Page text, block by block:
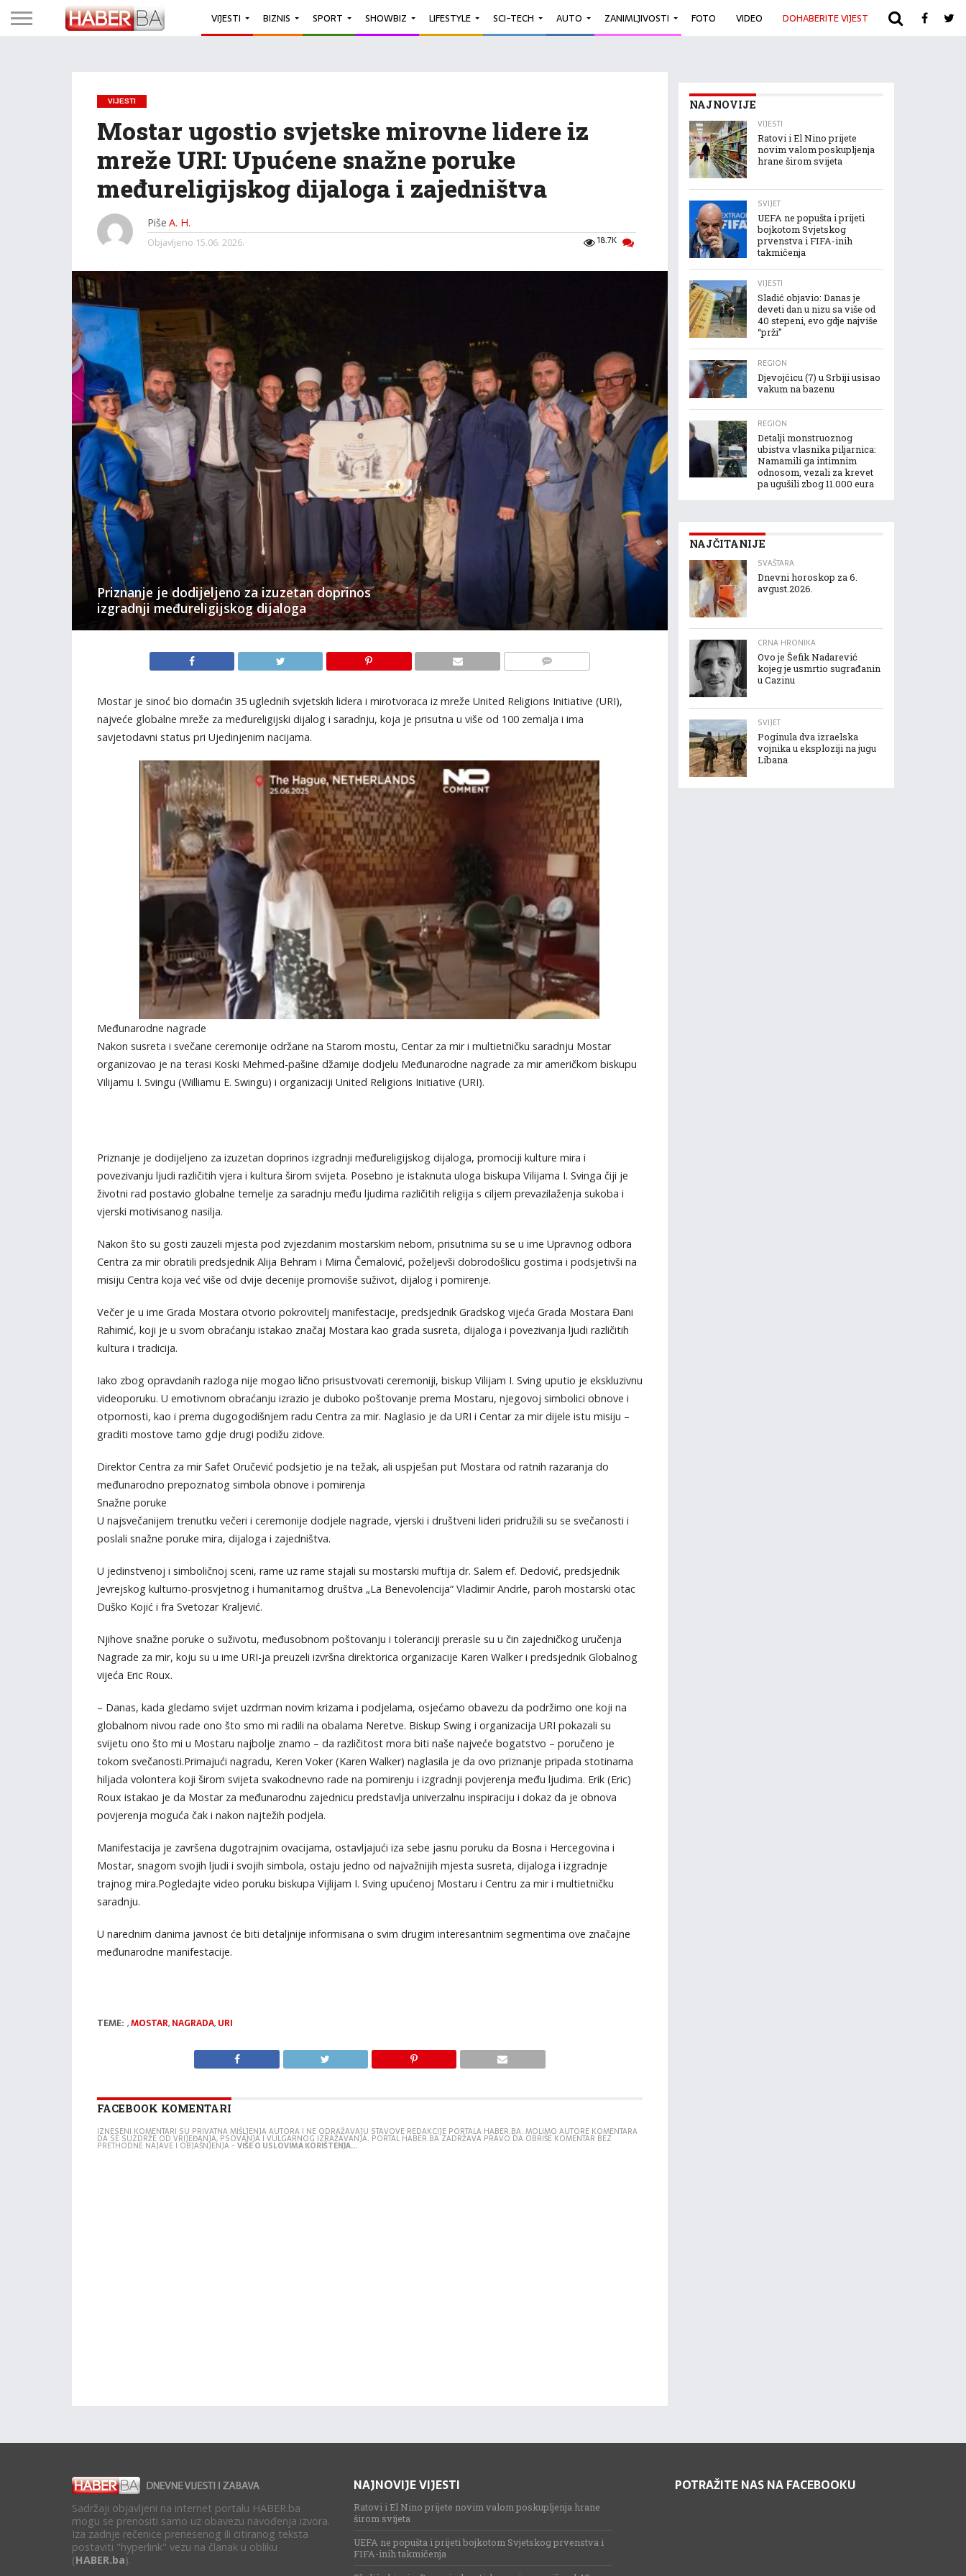
VIJESTI BIZNIS SPORT SHOWBIZ LIFESTYLE SCI-TECH AUTO ZANIMLJIVOSTI FOTO VIDEO DOHABERITE VIJEST ARHIVA
VIJESTI
Mostar ugostio svjetske mirovne lidere iz
mreže URI: Upućene snažne poruke
međureligijskog dijaloga i zajedništva
Piše A. H.
18.7K
Objavljeno 15.06. 2026.
Priznanje je dodijeljeno za izuzetan doprinos
izgradnji međureligijskog dijaloga
Mostar je sinoć bio domaćin 35 uglednih svjetskih lidera i mirotvoraca iz mreže United Religions Initiative (URI),
najveće globalne mreže za međureligijski dijalog i saradnju, koja je prisutna u više od 100 zemalja i ima
savjetodavni status pri Ujedinjenim nacijama.
Međunarodne nagrade
Nakon susreta i svečane ceremonije održane na Starom mostu, Centar za mir i multietničku saradnju Mostar
organizovao je na terasi Koski Mehmed-pašine džamije dodjelu Međunarodne nagrade za mir američkom biskupu
Vilijamu I. Svingu (Williamu E. Swingu) i organizaciji United Religions Initiative (URI).
Priznanje je dodijeljeno za izuzetan doprinos izgradnji međureligijskog dijaloga, promociji kulture mira i
povezivanju ljudi različitih vjera i kultura širom svijeta. Posebno je istaknuta uloga biskupa Vilijama I. Svinga čiji je
životni rad postavio globalne temelje za saradnju među ljudima različitih religija s ciljem prevazilaženja sukoba i
vjerski motivisanog nasilja.
Nakon što su gosti zauzeli mjesta pod zvjezdanim mostarskim nebom, prisutnima su se u ime Upravnog odbora
Centra za mir obratili predsjednik Alija Behram i Mirna Čemalović, poželjevši dobrodošlicu gostima i podsjetivši na
misiju Centra koja već više od dvije decenije promoviše suživot, dijalog i pomirenje.
Večer je u ime Grada Mostara otvorio pokrovitelj manifestacije, predsjednik Gradskog vijeća Grada Mostara Đani
Rahimić, koji je u svom obraćanju istakao značaj Mostara kao grada susreta, dijaloga i povezivanja ljudi različitih
kultura i tradicija.
Iako zbog opravdanih razloga nije mogao lično prisustvovati ceremoniji, biskup Vilijam I. Sving uputio je ekskluzivnu
videoporuku. U emotivnom obraćanju izrazio je duboko poštovanje prema Mostaru, njegovoj simbolici obnove i
otpornosti, kao i prema dugogodišnjem radu Centra za mir. Naglasio je da URI i Centar za mir dijele istu misiju –
graditi mostove tamo gdje drugi podižu zidove.
Direktor Centra za mir Safet Oručević podsjetio je na težak, ali uspješan put Mostara od ratnih razaranja do
međunarodno prepoznatog simbola obnove i pomirenja
Snažne poruke
U najsvečanijem trenutku večeri i ceremonije dodjele nagrade, vjerski i društveni lideri pridružili su se svečanosti i
poslali snažne poruke mira, dijaloga i zajedništva.
U jedinstvenoj i simboličnoj sceni, rame uz rame stajali su mostarski muftija dr. Salem ef. Dedović, predsjednik
Jevrejskog kulturno-prosvjetnog i humanitarnog društva „La Benevolencija“ Vladimir Andrle, paroh mostarski otac
Duško Kojić i fra Svetozar Kraljević.
Njihove snažne poruke o suživotu, međusobnom poštovanju i toleranciji prerasle su u čin zajedničkog uručenja
Nagrade za mir, koju su u ime URI-ja preuzeli izvršna direktorica organizacije Karen Walker i predsjednik Globalnog
vijeća Eric Roux.
– Danas, kada gledamo svijet uzdrman novim krizama i podjelama, osjećamo obavezu da podržimo one koji na
globalnom nivou rade ono što smo mi radili na obalama Neretve. Biskup Swing i organizacija URI pokazali su
svijetu ono što mi u Mostaru najbolje znamo – da različitost mora biti naše najveće bogatstvo – poručeno je
tokom svečanosti.Primajući nagradu, Keren Voker (Karen Walker) naglasila je da ovo priznanje pripada stotinama
hiljada volontera koji širom svijeta svakodnevno rade na pomirenju i izgradnji povjerenja među ljudima. Erik (Eric)
Roux istakao je da Mostar za međunarodnu zajednicu predstavlja univerzalnu inspiraciju i dokaz da je obnova
povjerenja moguća čak i nakon najtežih podjela.
Manifestacija je završena dugotrajnim ovacijama, ostavljajući iza sebe jasnu poruku da Bosna i Hercegovina i
Mostar, snagom svojih ljudi i svojih simbola, ostaju jedno od najvažnijih mjesta susreta, dijaloga i izgradnje
trajnog mira.Pogledajte video poruku biskupa Vijlijam I. Sving upućenoj Mostaru i Centru za mir i multietničku
saradnju.
U narednim danima javnost će biti detaljnije informisana o svim drugim interesantnim segmentima ove značajne
međunarodne manifestacije.
TEME: ,MOSTAR, NAGRADA, URI
FACEBOOK KOMENTARI
IZNESENI KOMENTARI SU PRIVATNA MIŠLJENJA AUTORA I NE ODRAŽAVAJU STAVOVE REDAKCIJE PORTALA HABER.BA. MOLIMO AUTORE KOMENTARA
DA SE SUZDRŽE OD VRIJEĐANJA, PSOVANJA I VULGARNOG IZRAŽAVANJA. PORTAL HABER.BA ZADRŽAVA PRAVO DA OBRIŠE KOMENTAR BEZ
PRETHODNE NAJAVE I OBJAŠNJENJA -VIŠE O USLOVIMA KORIŠTENJA...
NAJNOVIJE
VIJESTI
Ratovi i El Nino prijete
novim valom poskupljenja
hrane širom svijeta
SVIJET
UEFA ne popušta i prijeti
bojkotom Svjetskog
prvenstva i FIFA-inih
takmičenja
VIJESTI
Sladić objavio: Danas je
deveti dan u nizu sa više od
40 stepeni, evo gdje najviše
“prži”
REGION
Djevojčicu (7) u Srbiji usisao
vakum na bazenu
REGION
Detalji monstruoznog
ubistva vlasnika piljarnica:
Namamili ga intimnim
odnosom, vezali za krevet
pa ugušili zbog 11.000 eura
NAJČITANIJE
SVAŠTARA
Dnevni horoskop za 6.
avgust.2026.
CRNA HRONIKA
Ovo je Šefik Nadarević
kojeg je usmrtio sugrađanin
u Cazinu
SVIJET
Poginula dva izraelska
vojnika u eksploziji na jugu
Libana
Sadržaji objavljeni na internet portalu HABER.ba
mogu se prenositi samo uz obavezu navođenja izvora.
Iza zadnje rečenice prenesenog ili citiranog teksta
postaviti "hyperlink" vezu na članak u obliku
(HABER.ba).
NAJNOVIJE VIJESTI
Ratovi i El Nino prijete novim valom poskupljenja hrane
širom svijeta
UEFA ne popušta i prijeti bojkotom Svjetskog prvenstva i
FIFA-inih takmičenja
POTRAŽITE NAS NA FACEBOOKU